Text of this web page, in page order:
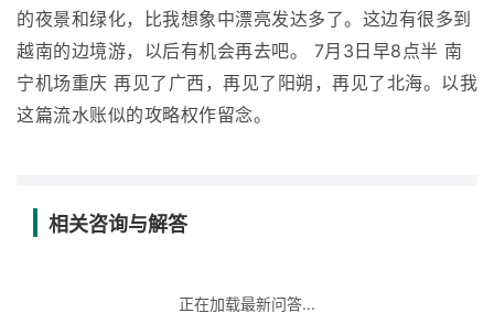
的夜景和绿化，比我想象中漂亮发达多了。这边有很多到
越南的边境游，以后有机会再去吧。 7月3日早8点半 南
宁机场重庆 再见了广西，再见了阳朔，再见了北海。以我
这篇流水账似的攻略权作留念。
相关咨询与解答
正在加载最新问答...